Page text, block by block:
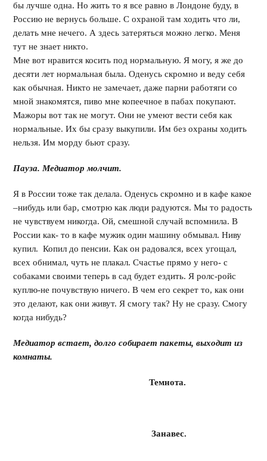
бы лучше одна. Но жить то я все равно в Лондоне буду, в
Россию не вернусь больше. С охраной там ходить что ли,
делать мне нечего. А здесь затеряться можно легко. Меня
тут не знает никто.
Мне вот нравится косить под нормальную. Я могу, я же до
десяти лет нормальная была. Оденусь скромно и веду себя
как обычная. Никто не замечает, даже парни работяги со
мной знакомятся, пиво мне копеечное в пабах покупают.
Мажоры вот так не могут. Они не умеют вести себя как
нормальные. Их бы сразу выкупили. Им без охраны ходить
нельзя. Им морду бьют сразу.
Пауза. Медиатор молчит.
Я в России тоже так делала. Оденусь скромно и в кафе какое
–нибудь или бар, смотрю как люди радуются. Мы то радость
не чувствуем никогда. Ой, смешной случай вспомнила. В
России как- то в кафе мужик один машину обмывал. Ниву
купил. Копил до пенсии. Как он радовался, всех угощал,
всех обнимал, чуть не плакал. Счастье прямо у него- с
собаками своими теперь в сад будет ездить. Я ролс-ройс
куплю-не почувствую ничего. В чем его секрет то, как они
это делают, как они живут. Я смогу так? Ну не сразу. Смогу
когда нибудь?
Медиатор встает, долго собирает пакеты, выходит из
комнаты.
Темнота.
Занавес.